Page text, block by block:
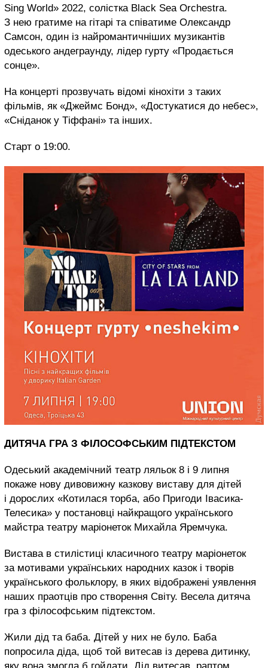
Sing World» 2022, солістка Black Sea Orchestra.
З нею гратиме на гітарі та співатиме Олександр
Самсон, один із найромантичніших музикантів
одеського андеграунду, лідер гурту «Продається
сонце».
На концерті прозвучать відомі кінохіти з таких
фільмів, як «Джеймс Бонд», «Достукатися до небес»,
«Сніданок у Тіффані» та інших.
Старт о 19:00.
ДИТЯЧА ГРА З ФІЛОСОФСЬКИМ ПІДТЕКСТОМ
Одеський академічний театр ляльок 8 і 9 липня
покаже нову дивовижну казкову виставу для дітей
і дорослих «Котилася торба, або Пригоди Івасика-
Телесика» у постановці найкращого українського
майстра театру маріонеток Михайла Яремчука.
Вистава в стилістиці класичного театру маріонеток
за мотивами українських народних казок і творів
українського фольклору, в яких відображені уявлення
наших праотців про створення Світу. Весела дитяча
гра з філософським підтекстом.
Жили дід та баба. Дітей у них не було. Баба
попросила діда, щоб той витесав із дерева дитинку,